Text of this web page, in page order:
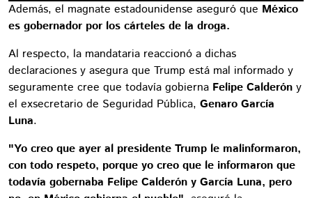
Además, el magnate estadounidense aseguró que México
es gobernador por los cárteles de la droga.
Al respecto, la mandataria reaccionó a dichas
declaraciones y asegura que Trump está mal informado y
seguramente cree que todavía gobierna Felipe Calderón y
el exsecretario de Seguridad Pública, Genaro García
Luna.
"Yo creo que ayer al presidente Trump le malinformaron,
con todo respeto, porque yo creo que le informaron que
todavía gobernaba Felipe Calderón y García Luna, pero